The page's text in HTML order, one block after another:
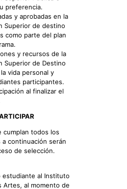
preferencia.
y aprobadas en la
Superior de destino
como parte del plan
y recursos de la
Superior de Destino
vida personal y
participantes.
al finalizar el
cumplan todos los
continuación serán
de selección.
estudiante al Instituto
Artes, al momento de